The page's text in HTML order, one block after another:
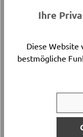
Postversand
100%
Ihre
Diese Website
bestmögliche